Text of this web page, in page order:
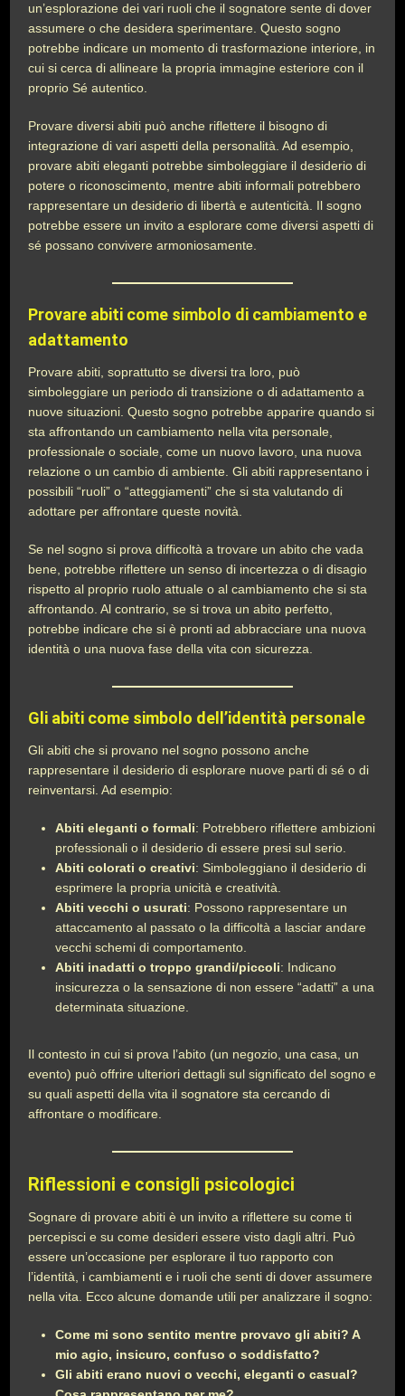
un’esplorazione dei vari ruoli che il sognatore sente di dover
assumere o che desidera sperimentare. Questo sogno
potrebbe indicare un momento di trasformazione interiore, in
cui si cerca di allineare la propria immagine esteriore con il
proprio Sé autentico.
Provare diversi abiti può anche riflettere il bisogno di
integrazione di vari aspetti della personalità. Ad esempio,
provare abiti eleganti potrebbe simboleggiare il desiderio di
potere o riconoscimento, mentre abiti informali potrebbero
rappresentare un desiderio di libertà e autenticità. Il sogno
potrebbe essere un invito a esplorare come diversi aspetti di
sé possano convivere armoniosamente.
Provare abiti come simbolo di cambiamento e
adattamento
Provare abiti, soprattutto se diversi tra loro, può
simboleggiare un periodo di transizione o di adattamento a
nuove situazioni. Questo sogno potrebbe apparire quando si
sta affrontando un cambiamento nella vita personale,
professionale o sociale, come un nuovo lavoro, una nuova
relazione o un cambio di ambiente. Gli abiti rappresentano i
possibili “ruoli” o “atteggiamenti” che si sta valutando di
adottare per affrontare queste novità.
Se nel sogno si prova difficoltà a trovare un abito che vada
bene, potrebbe riflettere un senso di incertezza o di disagio
rispetto al proprio ruolo attuale o al cambiamento che si sta
affrontando. Al contrario, se si trova un abito perfetto,
potrebbe indicare che si è pronti ad abbracciare una nuova
identità o una nuova fase della vita con sicurezza.
Gli abiti come simbolo dell’identità personale
Gli abiti che si provano nel sogno possono anche
rappresentare il desiderio di esplorare nuove parti di sé o di
reinventarsi. Ad esempio:
Abiti eleganti o formali: Potrebbero riflettere ambizioni
professionali o il desiderio di essere presi sul serio.
Abiti colorati o creativi: Simboleggiano il desiderio di
esprimere la propria unicità e creatività.
Abiti vecchi o usurati: Possono rappresentare un
attaccamento al passato o la difficoltà a lasciar andare
vecchi schemi di comportamento.
Abiti inadatti o troppo grandi/piccoli: Indicano
insicurezza o la sensazione di non essere “adatti” a una
determinata situazione.
Il contesto in cui si prova l’abito (un negozio, una casa, un
evento) può offrire ulteriori dettagli sul significato del sogno e
su quali aspetti della vita il sognatore sta cercando di
affrontare o modificare.
Riflessioni e consigli psicologici
Sognare di provare abiti è un invito a riflettere su come ti
percepisci e su come desideri essere visto dagli altri. Può
essere un’occasione per esplorare il tuo rapporto con
l’identità, i cambiamenti e i ruoli che senti di dover assumere
nella vita. Ecco alcune domande utili per analizzare il sogno:
Come mi sono sentito mentre provavo gli abiti? A
mio agio, insicuro, confuso o soddisfatto?
Gli abiti erano nuovi o vecchi, eleganti o casual?